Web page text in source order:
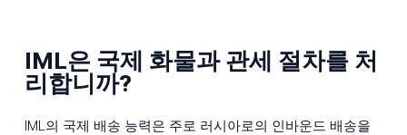
IML은 국제 화물과 관세 절차를 처
리합니까?
IML의 국제 배송 능력은 주로 러시아로의 인바운드 배송을